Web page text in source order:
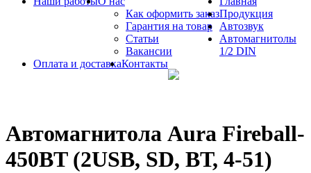
Как оформить заказ
Гарантия на товар
Статьи
Вакансии
Оплата и доставкаКонтакты
Продукция
Автозвук
Автомагнитолы
1/2 DIN
Автомагнитола Aura Fireball-
450BT (2USB, SD, ВТ, 4-51)